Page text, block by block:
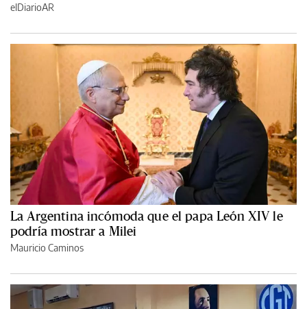
elDiarioAR
La Argentina incómoda que el papa León XIV le
podría mostrar a Milei
Mauricio Caminos